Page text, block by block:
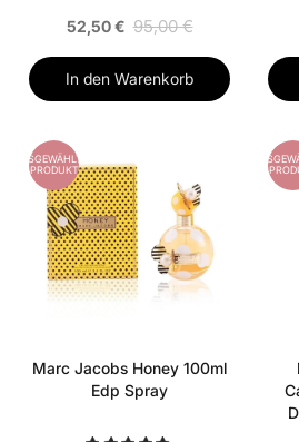
52,50 € 95,00 €
In den Warenkorb
AUSGEWÄHLTES
PRODUKT
Marc Jacobs Honey 100ml
Edp Spray